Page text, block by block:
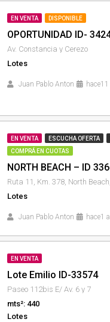
EN VENTA DISPONIBLE
OPORTUNIDAD ID-
Av. Constancia y Cerezo
Lotes
Juan Pablo Anton
EN VENTA ESCUCHA OFERTA
COMPRÁ EN CUOTAS
NORTH BEACH – ID
Ruta 11, Km. 378, North
Lotes
Juan Pablo Anton hace1
EN VENTA
Lote Emilio ID-33574
Paseo 112bis E/ Av. 6 y 7
mts²: 440
Lotes